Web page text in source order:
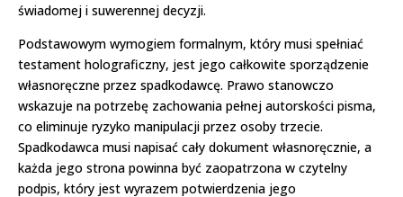
świadomej i suwerennej decyzji.
Podstawowym wymogiem formalnym, który musi spełniać
testament holograficzny, jest jego całkowite sporządzenie
własnoręczne przez spadkodawcę. Prawo stanowczo
wskazuje na potrzebę zachowania pełnej autorskości pisma,
co eliminuje ryzyko manipulacji przez osoby trzecie.
Spadkodawca musi napisać cały dokument własnoręcznie, a
każda jego strona powinna być zaopatrzona w czytelny
podpis, który jest wyrazem potwierdzenia jego